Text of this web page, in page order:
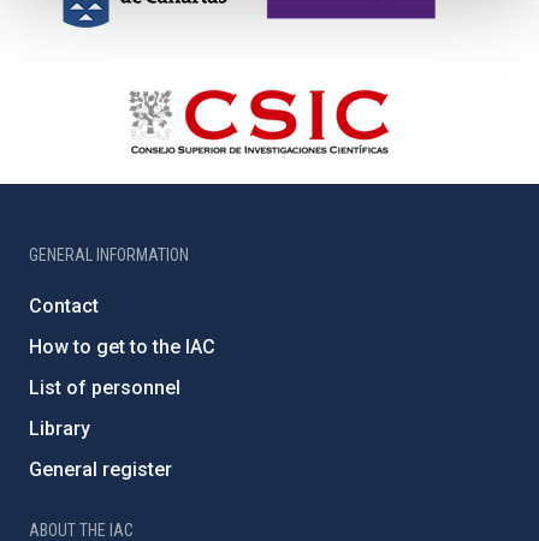
GENERAL INFORMATION
Contact
How to get to the IAC
List of personnel
Library
General register
ABOUT THE IAC